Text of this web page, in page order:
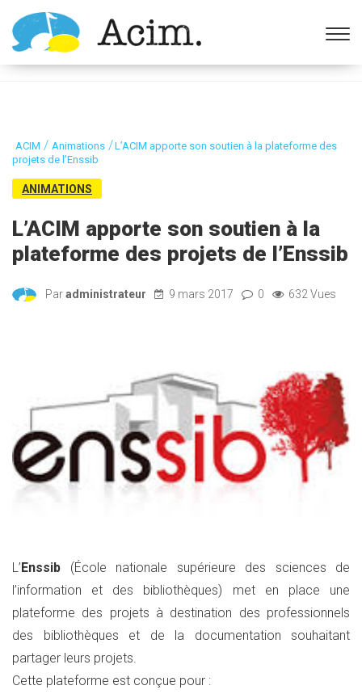
Ouvrir la barre d’outils
ACIM / Animations /L’ACIM apporte son soutien à la plateforme des
projets de l’Enssib
ANIMATIONS
L’ACIM apporte son soutien à la
plateforme des projets de l’Enssib
Paradministrateur 9 mars 2017 0 632 Vues
L’Enssib (École nationale supérieure des sciences de
l’information et des bibliothèques) met en place une
plateforme des projets à destination des professionnels
des bibliothèques et de la documentation souhaitant
partager leurs projets.
Cette plateforme est conçue pour :